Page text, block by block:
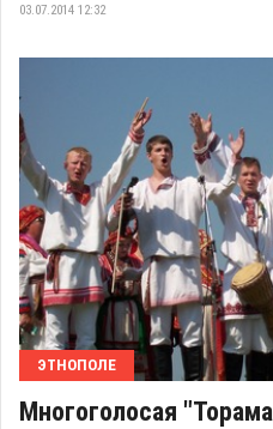
03.07.2014 12:32
ЭТНОПОЛЕ
Многоголосая